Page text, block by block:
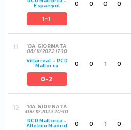
Espanyol
1-1
0 0 0 0
13A GIORNATA
06/11/2022 17:30
Villarreal -RCD
Mallorca
0-2
0 0 1 0
14A GIORNATA
09/11/2022 20:30
RCD Mallorca -
Atletico Madrid 0 0 1 0